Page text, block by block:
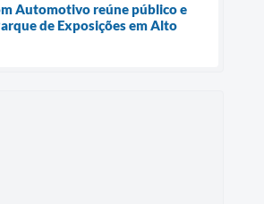
Automotivo reúne público e
de Exposições em Alto